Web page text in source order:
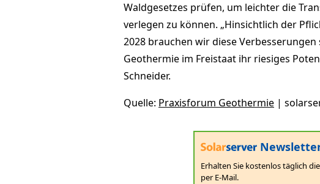
Waldgesetzes prüfen, um leichter die
verlegen zu können. „Hinsichtlich der
2028 brauchen wir diese
Geothermie im Freistaat ihr riesiges
Schneider.
Quelle: Praxisforum Geothermie |
Erhalten Sie kostenlos täglich
per E-Mail.